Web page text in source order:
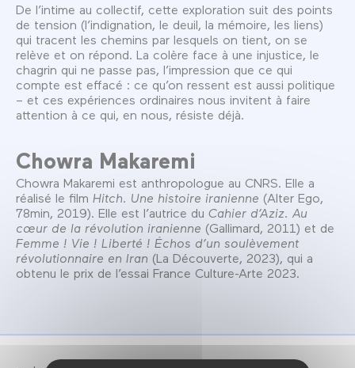
De l’intime au collectif, cette exploration suit des points
de tension (l’indignation, le deuil, la mémoire, les liens)
qui tracent les chemins par lesquels on tient, on se
relève et on répond. La colère face à une injustice, le
chagrin qui ne passe pas, l’impression que ce qui
compte est effacé : ce qu’on ressent est aussi politique
– et ces expériences ordinaires nous invitent à faire
attention à ce qui, en nous, résiste déjà.
Chowra Makaremi
Chowra Makaremi est anthropologue au CNRS. Elle a
réalisé le film Hitch. Une histoire iranienne (Alter Ego,
78min, 2019). Elle est l’autrice du Cahier d’Aziz. Au
cœur de la révolution iranienne (Gallimard, 2011) et de
Femme ! Vie ! Liberté ! Échos d’un soulèvement
révolutionnaire en Iran (La Découverte, 2023), qui a
obtenu le prix de l’essai France Culture-Arte 2023.